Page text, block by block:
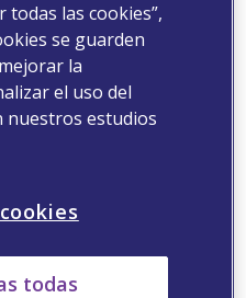
todas las cookies”,
se guarden
la
el uso del
nuestros estudios
todas